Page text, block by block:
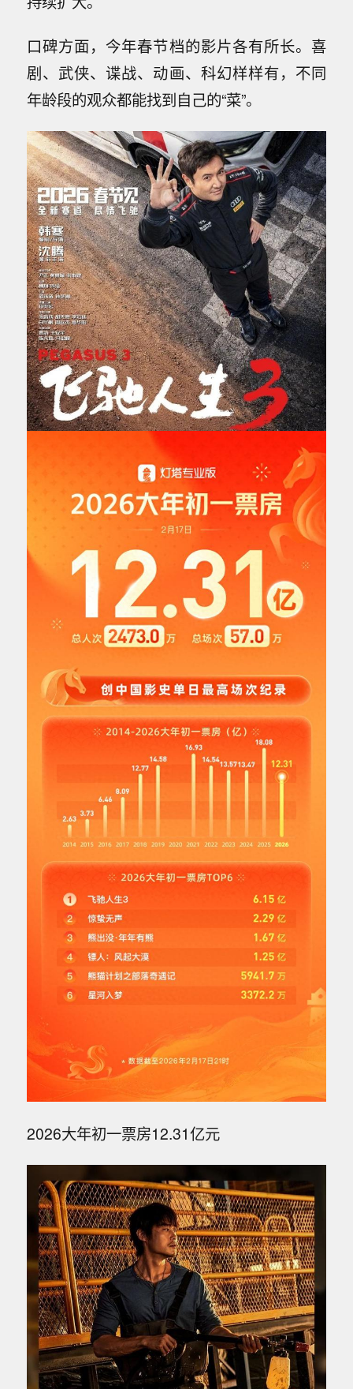
口碑方面，今年春节档的影片各有所长。喜
剧、武侠、谍战、动画、科幻样样有，不同
年龄段的观众都能找到自己的“菜”。
2026大年初一票房12.31亿元